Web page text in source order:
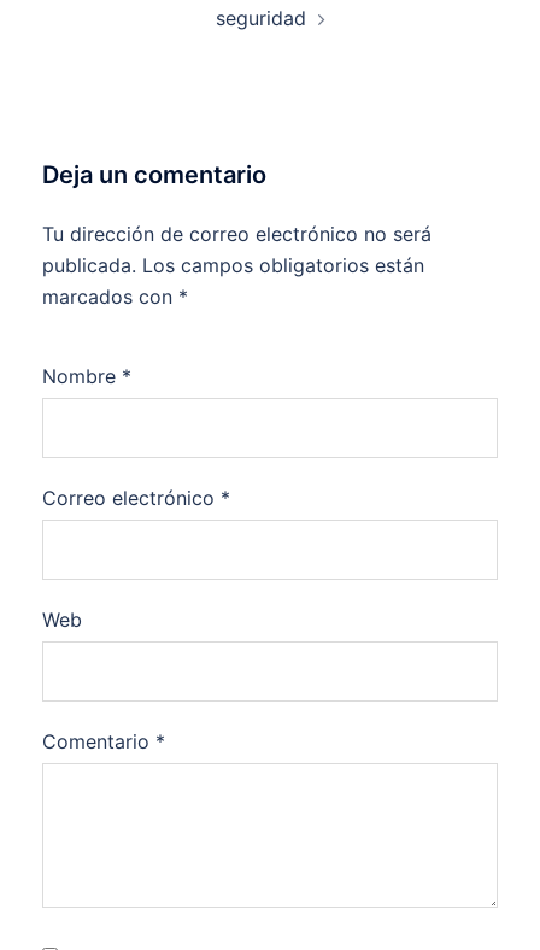
seguridad
Deja un comentario
Tu dirección de correo electrónico no será
publicada. Los campos obligatorios están
marcados con *
Nombre *
Correo electrónico *
Web
Comentario *